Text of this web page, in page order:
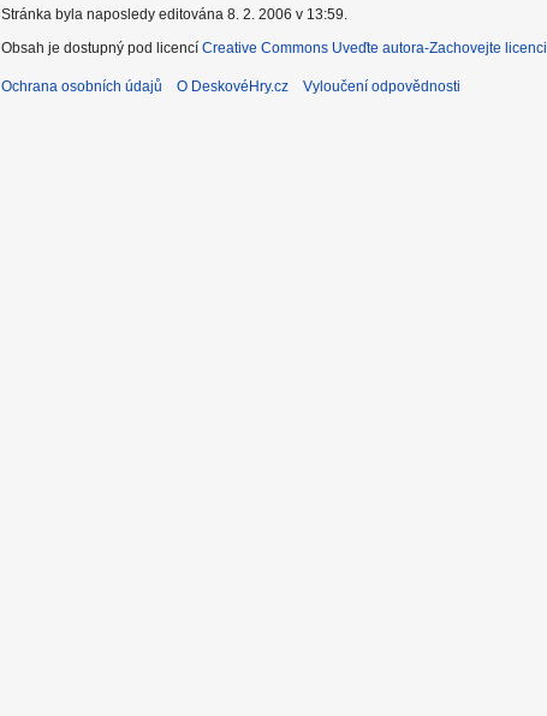
Stránka byla naposledy editována 8. 2. 2006 v 13:59.
Obsah je dostupný pod licencí Creative Commons Uveďte autora-Zachovejte licenci
Ochrana osobních údajů O DeskovéHry.cz Vyloučení odpovědnosti